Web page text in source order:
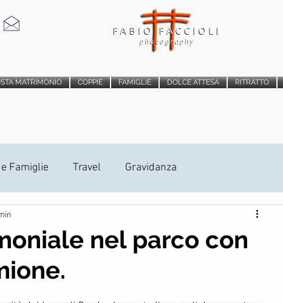
Famiglie Travel Gravidanza
di Matrimonio Proposta di Matrimonio
nel parco con
MATRIMONIO COPPIE FAMIGLIE DOLCE ATTESA RITRATTO